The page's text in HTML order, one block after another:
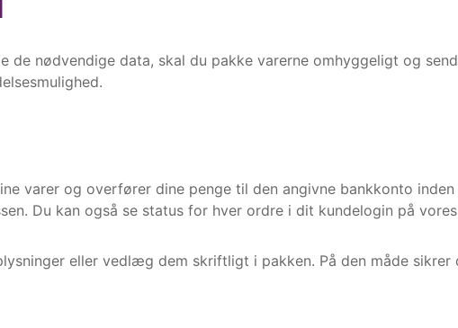
de nødvendige data, skal du pakke varerne omhyggeligt og
varer og overfører dine penge til den angivne bankkonto
Du kan også se status for hver ordre i dit kundelogin på
eller vedlæg dem skriftligt i pakken. På den måde